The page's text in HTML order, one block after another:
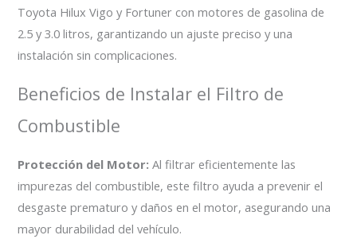
Toyota Hilux Vigo y Fortuner con motores de gasolina de
2.5 y 3.0 litros, garantizando un ajuste preciso y una
instalación sin complicaciones.
Beneficios de Instalar el Filtro de
Combustible
Protección del Motor: Al filtrar eficientemente las
impurezas del combustible, este filtro ayuda a prevenir el
desgaste prematuro y daños en el motor, asegurando una
mayor durabilidad del vehículo.